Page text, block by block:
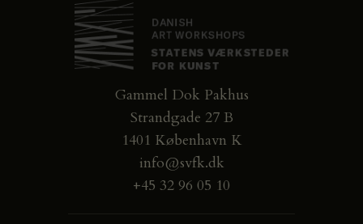
Gammel Dok Pakhus
Strandgade 27 B
1401 København K
info@svfk.dk
+45 32 96 05 10